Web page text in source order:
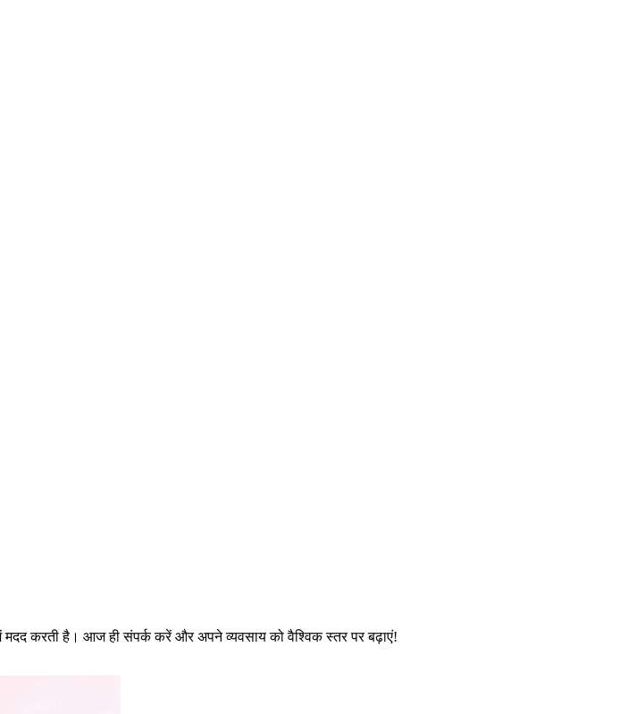
मदद करती है। आज ही संपर्क करें और अपने व्यवसाय को वैश्विक स्तर पर बढ़ाएं!